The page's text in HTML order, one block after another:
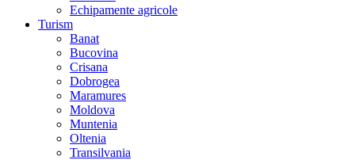
Echipamente agricole
Turism
Banat
Bucovina
Crisana
Dobrogea
Maramures
Moldova
Muntenia
Oltenia
Transilvania